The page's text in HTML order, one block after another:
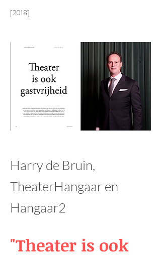
[2018]
Harry de Bruin,
TheaterHangaar en
Hangaar2
"Theater is ook